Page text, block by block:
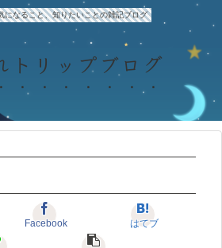
になること、知りたいことの雑記ブログ
トリップブログ
Facebook はてブ